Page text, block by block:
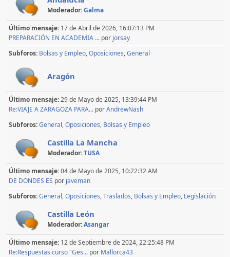
Moderador:Galma
Último mensaje: 17 de Abril de 2026, 16:07:13 PM
PREPARACIÓN EN ACADEMIA ... por jorsay
Subforos Bolsas y Empleo Oposiciones General
Aragón
Último mensaje:29 de Mayo de 2025, 13:39:44 PM
Re:VIAJE A ZARAGOZA PARA... porAndrewNash
Subforos General Oposiciones Bolsas y Empleo
Castilla La Mancha
Moderador:TUSA
Último mensaje:04 de Mayo de 2025, 10:22:32 AM
DE DONDES ES por javeman
Subforos General Oposiciones Traslados Bolsas y Empleo Legislación
Castilla León
Moderador:Asangar
Último mensaje: 12 de Septiembre de 2024, 22:25:48 PM
Re:Respuestas curso "Ges... por Mallorca43